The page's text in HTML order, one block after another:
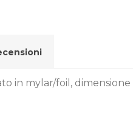
in mylar/foil, dimensione